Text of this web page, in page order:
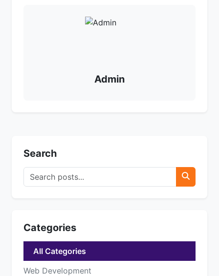
Admin
Search
Categories
All Categories
Web Development